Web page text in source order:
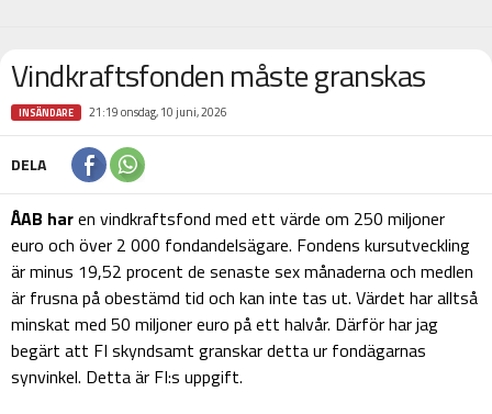
Vindkraftsfonden måste granskas
INSÄNDARE 21:19 onsdag, 10 juni, 2026
DELA
ÅAB haren vindkraftsfond med ett värde om 250 miljoner
euro och över 2 000 fondandelsägare. Fondens kursutveckling
är minus 19,52 procent de senaste sex månaderna och medlen
är frusna på obestämd tid och kan inte tas ut. Värdet har alltså
minskat med 50 miljoner euro på ett halvår. Därför har jag
begärt att FI skyndsamt granskar detta ur fondägarnas
synvinkel. Detta är FI:s uppgift.